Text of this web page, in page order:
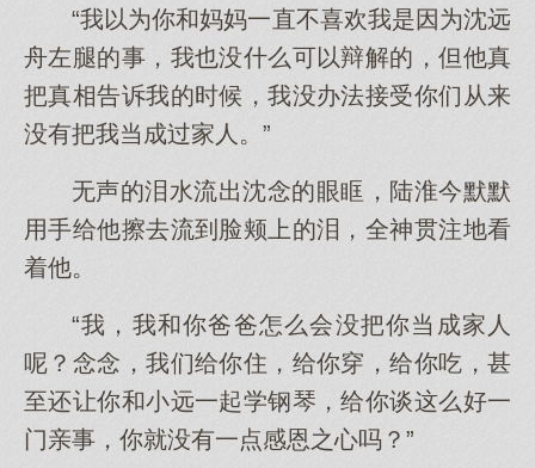
“我以为你和妈妈一直不喜欢我是因为沈远
舟左腿的事，我也没什么可以辩解的，但他真
把真相告诉我的时候，我没办法接受你们从来
没有把我当成过家人。”
无声的泪水流出沈念的眼眶，陆淮今默默
用手给他擦去流到脸颊上的泪，全神贯注地看
着他。
“我，我和你爸爸怎么会没把你当成家人
呢？念念，我们给你住，给你穿，给你吃，甚
至还让你和小远一起学钢琴，给你谈这么好一
门亲事，你就没有一点感恩之心吗？”